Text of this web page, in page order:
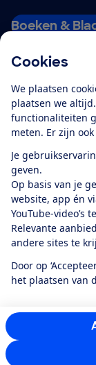
Cookies
We plaatsen
plaatsen we
functionaliteiten
meten. Er zijn
Je
geven.
Op basis van je
website, app én
YouTube-video’s
Relevante
andere sites te
Door op
het plaatsen van
Boeken &
Algemene
Cookiebeleid
12.901